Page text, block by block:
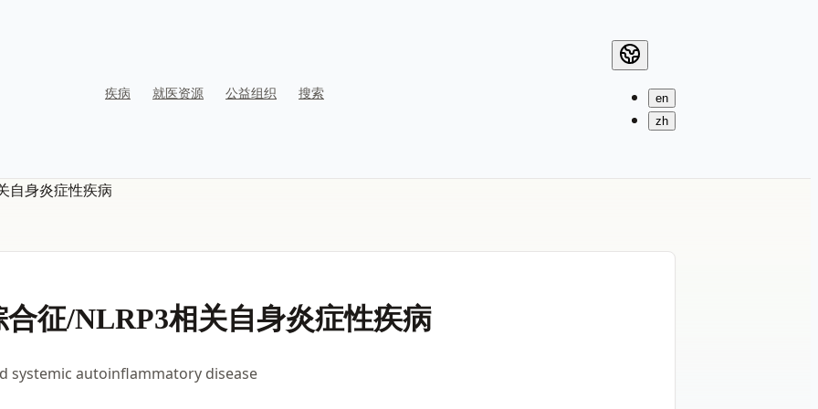
疾病 就医资源 公益组织 搜索
en
zh
自身炎症性疾病
征/NLRP3相关自身炎症性疾病
systemic autoinflammatory disease